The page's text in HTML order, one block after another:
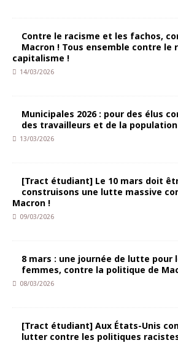
Contre le racisme et les fachos,
Macron ! Tous ensemble contre le
capitalisme !
14/03/2026
Municipales 2026 : pour des élus
des travailleurs et de la
13/03/2026
[Tract étudiant] Le 10 mars doit
construisons une lutte massive
Macron !
09/03/2026
8 mars : une journée de lutte pour
femmes, contre la politique de
08/03/2026
[Tract étudiant] Aux États-Unis
lutter contre les politiques